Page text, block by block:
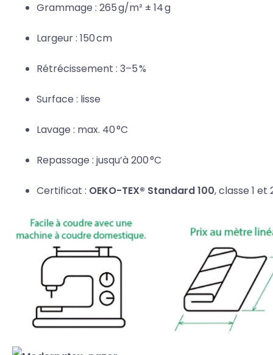
Grammage : 265 g/m² ± 14 g
Largeur : 150 cm
Rétrécissement : 3–5 %
Surface : lisse
Lavage : max. 40 °C
Repassage : jusqu’à 200 °C
Certificat : OEKO-TEX® Standard 100, classe 1